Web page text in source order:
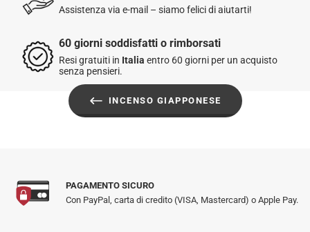
Per maggiori informazioni, consulta la nostra
Assistenza via e-mail – siamo felici di aiutarti!
60 giorni soddisfatti o rimborsati
Resi gratuiti in Italia entro 60 giorni per un acquisto
senza pensieri.
INCENSO GIAPPONESE
PAGAMENTO SICURO
Con PayPal, carta di credito (VISA, Mastercard) o Apple Pay.